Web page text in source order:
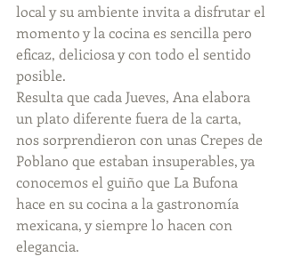
local y su ambiente invita a disfrutar el
momento y la cocina es sencilla pero
eficaz, deliciosa y con todo el sentido
posible.
Resulta que cada Jueves, Ana elabora
un plato diferente fuera de la carta,
nos sorprendieron con unas Crepes de
Poblano que estaban insuperables, ya
conocemos el guiño que La Bufona
hace en su cocina a la gastronomía
mexicana, y siempre lo hacen con
elegancia.